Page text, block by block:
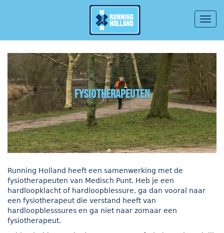
Overslaan en naar de inhoud gaan
fysiotherapeuten
Running Holland heeft een samenwerking met de
fysiotherapeuten van Medisch Punt. Heb je een
hardloopklacht of hardloopblessure, ga dan vooral naar
een fysiotherapeut die verstand heeft van
hardloopblesssures en ga niet naar zomaar een
fysiotherapeut.